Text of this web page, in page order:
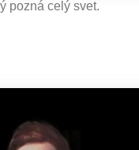
pozná celý svet.